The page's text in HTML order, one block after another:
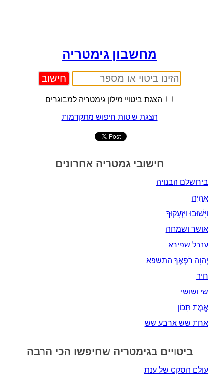
מחשבון גימטריה
הצגת ביטויי מילון גימטריה למבוגרים
הצגת שיטות חיפוש מתקדמות
חישובי גמטריה אחרונים
בירושלם הבנויה
אֶהְיֶה‎
וַיָּשׁוּבוּ וַיִּזְעָקוּךָ
אושר ושמחה
ענבל שפירא
יְהוָה רֹפְאֶךָ התשפא
חיה
שי ושושי
אֱמֶת תִּכּוֹן
אחת שש ארבע שש
ביטויים בגימטריה שחיפשו הכי הרבה
עולם הסקס של ענת